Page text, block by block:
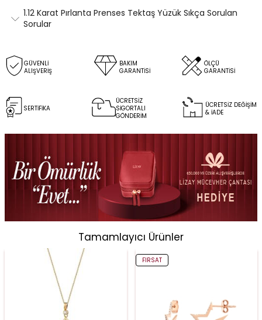
1.12 Karat Pırlanta Prenses Tektaş Yüzük Sıkça Sorulan
Sorular
GÜVENLİ
ALIŞVERİŞ
BAKIM
GARANTİSİ
ÖLÇÜ
GARANTİSİ
SERTİFİKA
ÜCRETSİZ
SİGORTALI
GÖNDERİM
ÜCRETSİZ DEĞİŞİM
& İADE
Tamamlayıcı Ürünler
FIRSAT